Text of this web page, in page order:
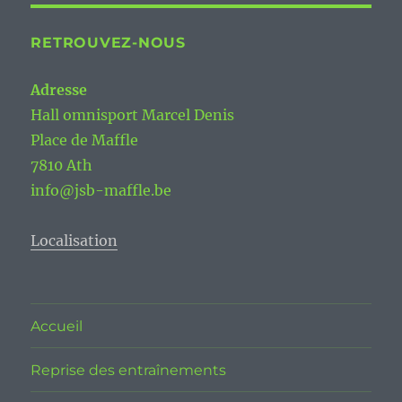
RETROUVEZ-NOUS
Adresse
Hall omnisport Marcel Denis
Place de Maffle
7810 Ath
info@jsb-maffle.be
Localisation
Accueil
Reprise des entraînements